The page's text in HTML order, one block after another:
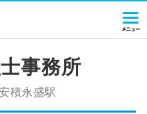
事務所
積永盛駅